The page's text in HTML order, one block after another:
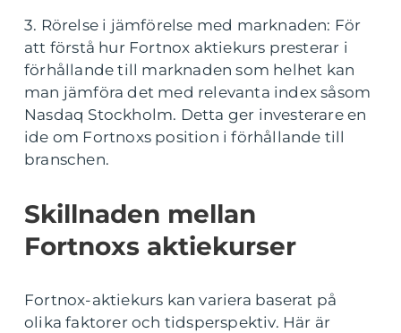
3. Rörelse i jämförelse med marknaden: För
att förstå hur Fortnox aktiekurs presterar i
förhållande till marknaden som helhet kan
man jämföra det med relevanta index såsom
Nasdaq Stockholm. Detta ger investerare en
ide om Fortnoxs position i förhållande till
branschen.
Skillnaden mellan
Fortnoxs aktiekurser
Fortnox-aktiekurs kan variera baserat på
olika faktorer och tidsperspektiv. Här är